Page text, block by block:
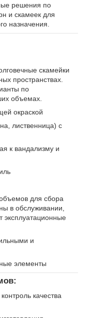
решения по
и скамеек для
назначения.
скамейки
пространствах.
по
объемах.
окраской
лиственница) с
к вандализму и
для сбора
в обслуживании,
эксплуатационные
и
элементы
качества